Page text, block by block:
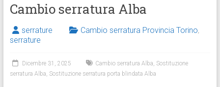
Cambio serratura Alba
serrature Cambio serratura Provincia Torino,
serrature
Dicembre 31, 2025 Cambio serratura Alba, Sostituzione
serratura Alba, Sostituzione serratura porta blindata Alba